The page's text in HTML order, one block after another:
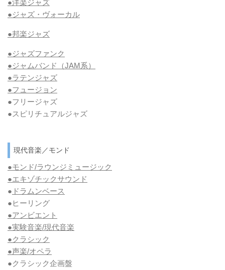
●洋楽ジャズ
●ジャズ・ヴォーカル
●邦楽ジャズ
●ジャズファンク
●ジャムバンド（JAM系）
●ラテンジャズ
●フュージョン
●フリージャズ
●スピリチュアルジャズ
現代音楽／モンド
●モンド/ラウンジミュージック
●エキゾチックサウンド
● ドラムンベース
●ヒーリング
●アンビエント
●実験音楽/現代音楽
●クラシック
●声楽/オペラ
●クラシック企画盤